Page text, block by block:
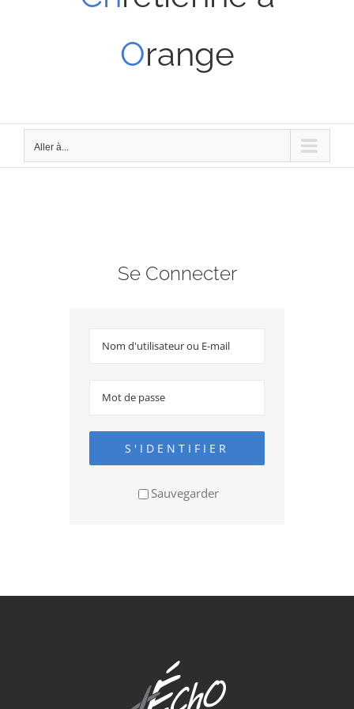
Orange
Aller à...
Se Connecter
S'IDENTIFIER
Sauvegarder